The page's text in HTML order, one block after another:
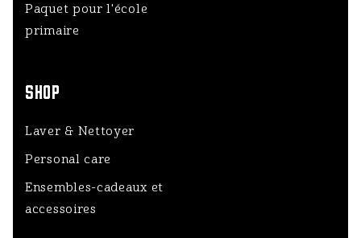
Paquet pour l'école
primaire
SHOP
Laver & Nettoyer
Personal care
Ensembles-cadeaux et
accessoires